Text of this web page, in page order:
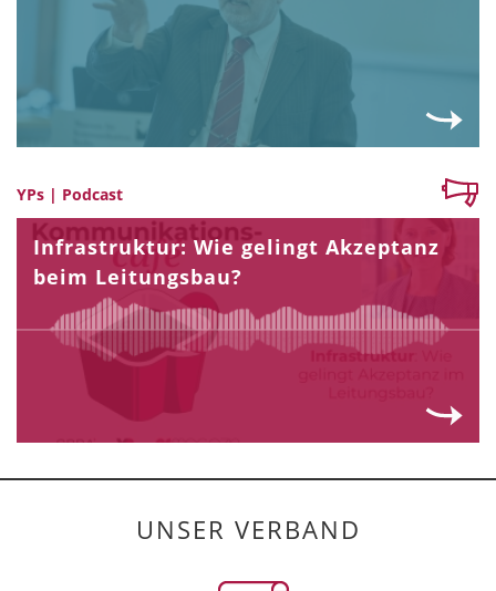
YPs | Podcast
Infrastruktur: Wie gelingt Akzeptanz
beim Leitungsbau?
UNSER VERBAND